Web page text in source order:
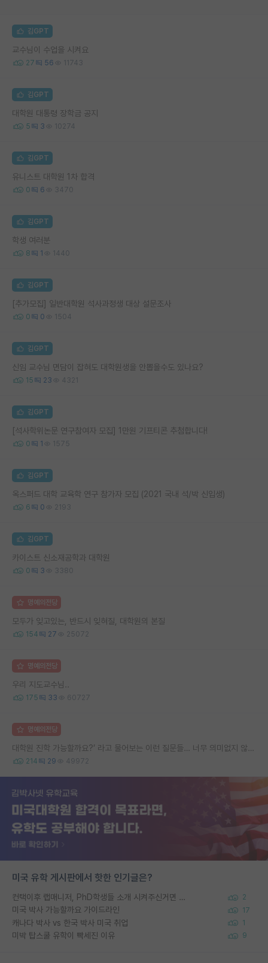
김GPT
교수님이 수업을 시켜요
27 56 11743
김GPT
대학원 대통령 장학금 공지
5 3 10274
김GPT
유니스트 대학원 1차 합격
0 6 3470
김GPT
학생 여러분
8 1 1440
김GPT
[추가모집] 일반대학원 석사과정생 대상 설문조사
0 0 1504
김GPT
신임 교수님 면담이 잡혀도 대학원생을 안뽑을수도 있나요?
15 23 4321
김GPT
[석사학위논문 연구참여자 모집] 1만원 기프티콘 추첨합니다!
0 1 1575
김GPT
옥스퍼드 대학 교육학 연구 참가자 모집 (2021 국내 석/박 신입생)
6 0 2193
김GPT
카이스트 신소재공학과 대학원
0 3 3380
명예의전당
모두가 잊고있는, 반드시 잊혀질, 대학원의 본질
154 27 25072
명예의전당
우리 지도교수님..
175 33 60727
명예의전당
대학원 진학 가능할까요?’ 라고 물어보는 이런 질문들… 너무 의미없지 않나요?
214 29 49972
미국 유학 게시판에서 핫한 인기글은?
컨택이후 랩매니저, PhD학생들 소개 시켜주신거면 거의 컨펌에 가깝나요? 2
미국 박사 가능할까요 가이드라인 17
캐나다 박사 vs 한국 박사 미국 취업 1
미박 탑스쿨 유학이 빡세진 이유 9